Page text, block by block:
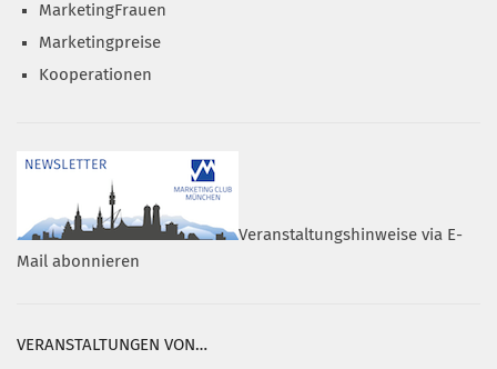
MarketingFrauen
Marketingpreise
Kooperationen
Veranstaltungshinweise via E-
Mail abonnieren
VERANSTALTUNGEN VON…